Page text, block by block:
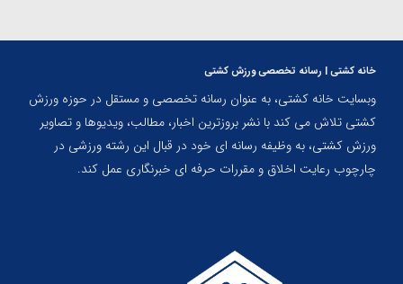
خانه کشتی | رسانه تخصصی ورزش کشتی
وبسایت خانه کشتی، به عنوان رسانه تخصصی و مستقل در حوزه ورزش
کشتی تلاش می کند با نشر بروزترین اخبار، مطالب، ویدیوها و تصاویر
ورزش کشتی، به وظیفه رسانه ای خود در قبال این رشته ورزشی در
چارچوب رعایت اخلاق و مقررات حرفه ای خبرنگاری عمل کند.